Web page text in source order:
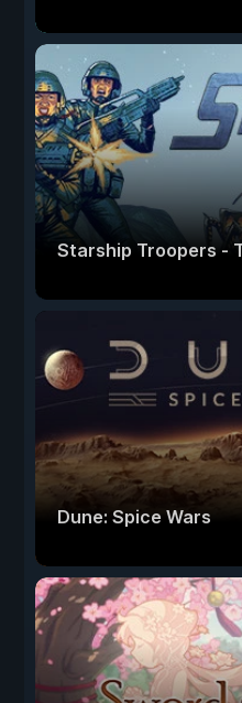
Starship Troopers -
Dune: Spice Wars